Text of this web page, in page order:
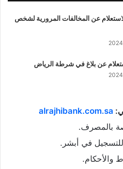
عن المخالفات المرورية لشخص
عن بلاغ في شرطة الرياض
alrajhibank.com.sa
بالمصرف.
في أبشر.
والأحكام.